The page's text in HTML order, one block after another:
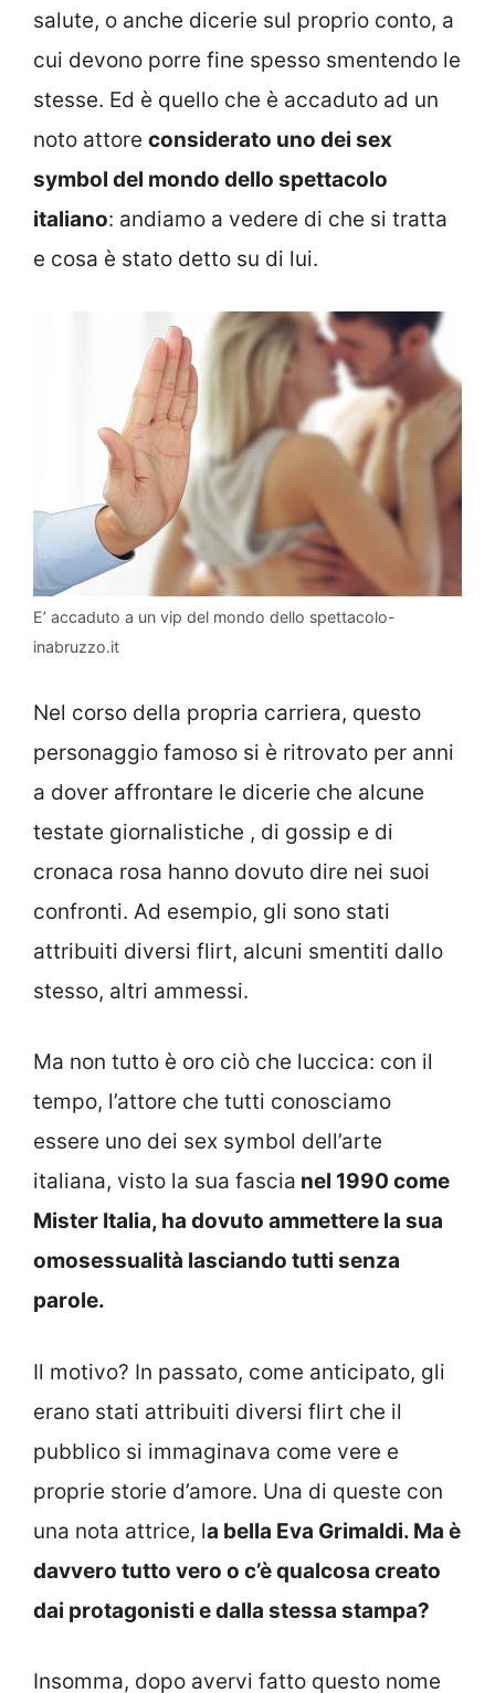
salute, o anche dicerie sul proprio conto, a
cui devono porre fine spesso smentendo le
stesse. Ed è quello che è accaduto ad un
noto attore considerato uno dei sex
symbol del mondo dello spettacolo
italiano: andiamo a vedere di che si tratta
e cosa è stato detto su di lui.
E’ accaduto a un vip del mondo dello spettacolo-
inabruzzo.it
Nel corso della propria carriera, questo
personaggio famoso si è ritrovato per anni
a dover affrontare le dicerie che alcune
testate giornalistiche , di gossip e di
cronaca rosa hanno dovuto dire nei suoi
confronti. Ad esempio, gli sono stati
attribuiti diversi flirt, alcuni smentiti dallo
stesso, altri ammessi.
Ma non tutto è oro ciò che luccica: con il
tempo, l’attore che tutti conosciamo
essere uno dei sex symbol dell’arte
italiana, visto la sua fascia nel 1990 come
Mister Italia, ha dovuto ammettere la sua
omosessualità lasciando tutti senza
parole.
Il motivo? In passato, come anticipato, gli
erano stati attribuiti diversi flirt che il
pubblico si immaginava come vere e
proprie storie d’amore. Una di queste con
una nota attrice, la bella Eva Grimaldi. Ma è
davvero tutto vero o c’è qualcosa creato
dai protagonisti e dalla stessa stampa?
Insomma, dopo avervi fatto questo nome